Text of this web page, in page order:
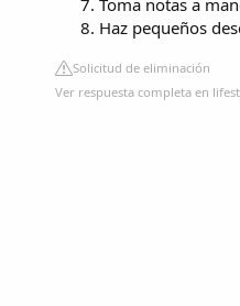
Haz pequeños
Solicitud de eliminación
Ver respuesta completa en